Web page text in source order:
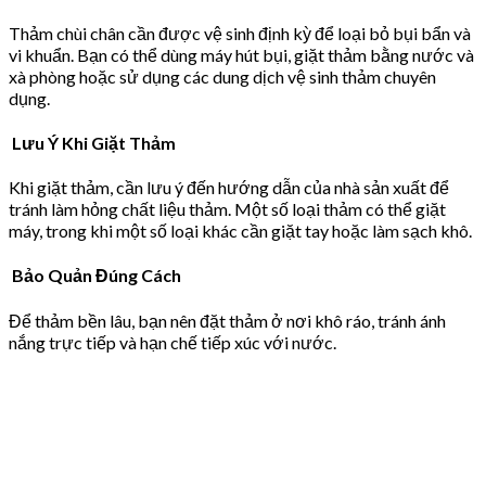
Thảm chùi chân cần được vệ sinh định kỳ để loại bỏ bụi bẩn và
vi khuẩn. Bạn có thể dùng máy hút bụi, giặt thảm bằng nước và
xà phòng hoặc sử dụng các dung dịch vệ sinh thảm chuyên
dụng.
Lưu Ý Khi Giặt Thảm
Khi giặt thảm, cần lưu ý đến hướng dẫn của nhà sản xuất để
tránh làm hỏng chất liệu thảm. Một số loại thảm có thể giặt
máy, trong khi một số loại khác cần giặt tay hoặc làm sạch khô.
Bảo Quản Đúng Cách
Để thảm bền lâu, bạn nên đặt thảm ở nơi khô ráo, tránh ánh
nắng trực tiếp và hạn chế tiếp xúc với nước.